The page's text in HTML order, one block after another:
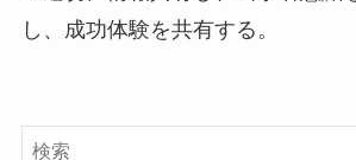
し、成功体験を共有する。